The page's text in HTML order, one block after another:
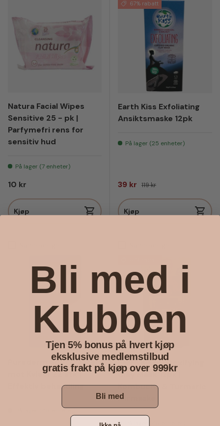
Natura Facial Wipes
Sensitive 25 - pk |
Parfymefri rens for
sensitiv hud
På lager (7 enheter)
Vanlig pris
10 kr
Kjøp
67% rabatt
Earth Kiss Exfoliating
Ansiktsmaske 12pk
På lager (25 enheter)
Salgspris
39 kr Vanlig pris
119 kr
Kjøp
Purederm Spot Plaster
mot Kviser 22 stk |
Effektiv behandling
På lager (48 enheter)
Earth Kiss Detoxifying
Clay Mask 12pk |
Kombucha & Turmeric
leirmaske
Bli med i
Klubben
Tjen 5% bonus på hvert kjøp
eksklusive medlemstilbud
gratis frakt på kjøp over 999kr
Bli med